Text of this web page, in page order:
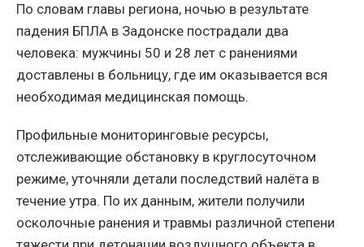
По словам главы региона, ночью в результате
падения БПЛА в Задонске пострадали два
человека: мужчины 50 и 28 лет с ранениями
доставлены в больницу, где им оказывается вся
необходимая медицинская помощь.
Профильные мониторинговые ресурсы,
отслеживающие обстановку в круглосуточном
режиме, уточняли детали последствий налёта в
течение утра. По их данным, жители получили
осколочные ранения и травмы различной степени